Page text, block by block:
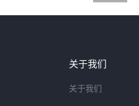
关于我们
关于我们